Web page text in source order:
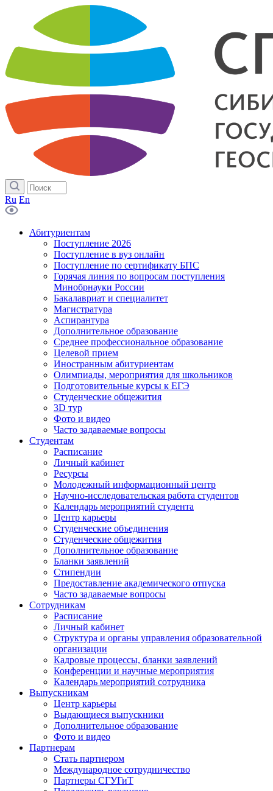
Ru En
Абитуриентам
Поступление 2026
Поступление в вуз онлайн
Поступление по сертификату БПС
Горячая линия по вопросам поступления
Минобрнауки России
Бакалавриат и специалитет
Магистратура
Аспирантура
Дополнительное образование
Среднее профессиональное образование
Целевой прием
Иностранным абитуриентам
Олимпиады, мероприятия для школьников
Подготовительные курсы к ЕГЭ
Студенческие общежития
3D тур
Фото и видео
Часто задаваемые вопросы
Студентам
Расписание
Личный кабинет
Ресурсы
Молодежный информационный центр
Научно-исследовательская работа студентов
Календарь мероприятий студента
Центр карьеры
Студенческие объединения
Студенческие общежития
Дополнительное образование
Бланки заявлений
Стипендии
Предоставление академического отпуска
Часто задаваемые вопросы
Сотрудникам
Расписание
Личный кабинет
Структура и органы управления образовательной
организации
Кадровые процессы, бланки заявлений
Конференции и научные мероприятия
Календарь мероприятий сотрудника
Выпускникам
Центр карьеры
Выдающиеся выпускники
Дополнительное образование
Фото и видео
Партнерам
Стать партнером
Международное сотрудничество
Партнеры СГУГиТ